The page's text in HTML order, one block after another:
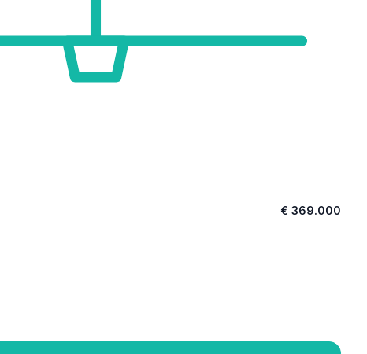
€ 369.000